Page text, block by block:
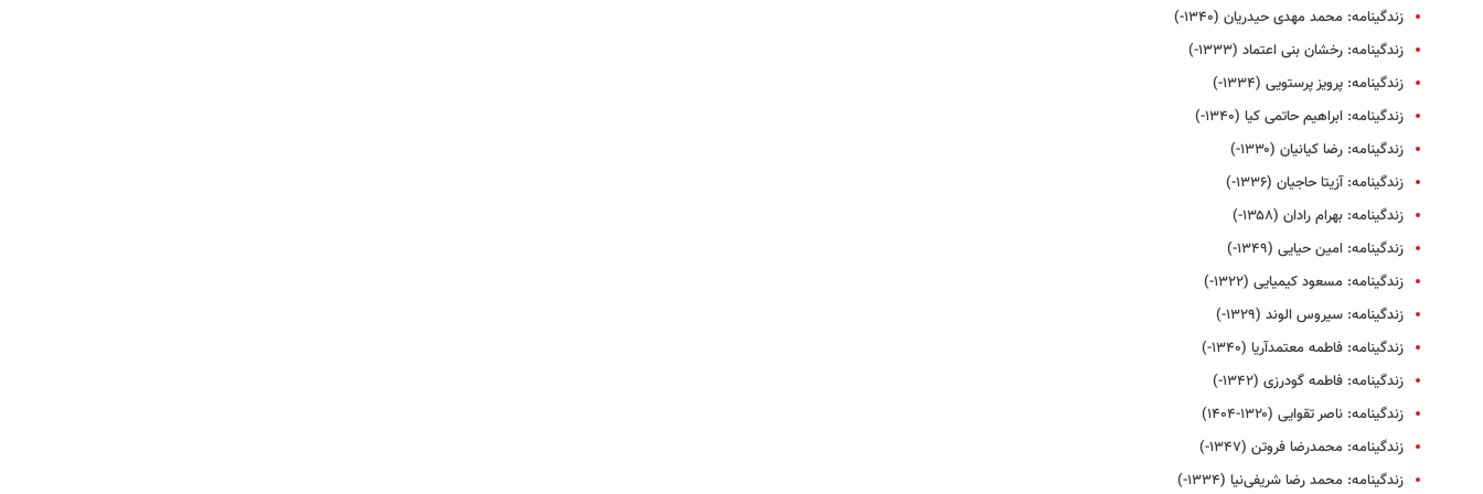
زندگینامه: محمد مهدی حیدریان (۱۳۴۰-)
زندگینامه: رخشان بنی اعتماد (۱۳۳۳-)
زندگینامه: پرویز پرستویی (۱۳۳۴-)
زندگینامه: ابراهیم حاتمی کیا (۱۳۴۰-)
زندگینامه: رضا کیانیان (۱۳۳۰-)
زندگینامه: آزیتا حاجیان (۱۳۳۶-)
زندگینامه: بهرام رادان (۱۳۵۸-)
زندگینامه: امین حیایی (۱۳۴۹-)
زندگینامه: مسعود کیمیایی (۱۳۲۲-)
زندگینامه: سیروس الوند (۱۳۲۹-)
زندگینامه: فاطمه معتمدآریا (۱۳۴۰-)
زندگینامه: فاطمه گودرزی (۱۳۴۲-)
زندگینامه: ناصر تقوایی (۱۳۲۰-۱۴۰۴)
زندگینامه: محمدرضا فروتن (۱۳۴۷-)
زندگینامه: محمد رضا شریفی‌نیا (۱۳۳۴-)